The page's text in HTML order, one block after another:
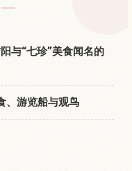
与“七珍”美食闻名的
、游览船与观鸟